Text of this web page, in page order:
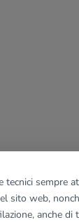
tecnici sempre
sito web,
anche di